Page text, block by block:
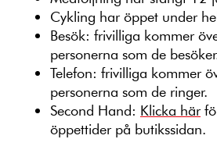
Cykling har öppet under
Besök: frivilliga kommer
personerna som de
Telefon: frivilliga kommer
personerna som de ringer.
Second Hand: Klicka här
öppettider på butikssidan.